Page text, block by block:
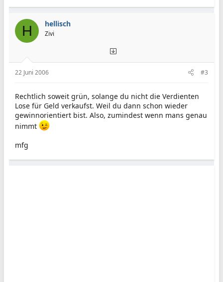
H hellisch
Zivi
22 Juni 2006 #3
Rechtlich soweit grün, solange du nicht die Verdienten
Lose für Geld verkaufst. Weil du dann schon wieder
gewinnorientiert bist. Also, zumindest wenn mans genau
nimmt
mfg